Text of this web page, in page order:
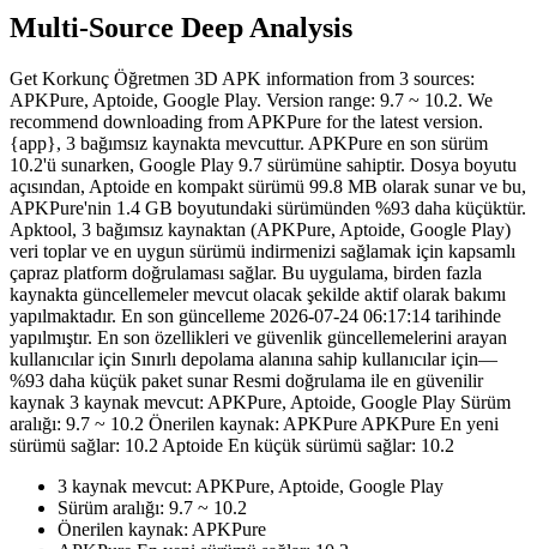
Multi-Source Deep Analysis
Get Korkunç Öğretmen 3D APK information from 3 sources:
APKPure, Aptoide, Google Play. Version range: 9.7 ~ 10.2. We
recommend downloading from APKPure for the latest version.
{app}, 3 bağımsız kaynakta mevcuttur. APKPure en son sürüm
10.2'ü sunarken, Google Play 9.7 sürümüne sahiptir. Dosya boyutu
açısından, Aptoide en kompakt sürümü 99.8 MB olarak sunar ve bu,
APKPure'nin 1.4 GB boyutundaki sürümünden %93 daha küçüktür.
Apktool, 3 bağımsız kaynaktan (APKPure, Aptoide, Google Play)
veri toplar ve en uygun sürümü indirmenizi sağlamak için kapsamlı
çapraz platform doğrulaması sağlar. Bu uygulama, birden fazla
kaynakta güncellemeler mevcut olacak şekilde aktif olarak bakımı
yapılmaktadır. En son güncelleme 2026-07-24 06:17:14 tarihinde
yapılmıştır. En son özellikleri ve güvenlik güncellemelerini arayan
kullanıcılar için Sınırlı depolama alanına sahip kullanıcılar için—
%93 daha küçük paket sunar Resmi doğrulama ile en güvenilir
kaynak 3 kaynak mevcut: APKPure, Aptoide, Google Play Sürüm
aralığı: 9.7 ~ 10.2 Önerilen kaynak: APKPure APKPure En yeni
sürümü sağlar: 10.2 Aptoide En küçük sürümü sağlar: 10.2
3 kaynak mevcut: APKPure, Aptoide, Google Play
Sürüm aralığı: 9.7 ~ 10.2
Önerilen kaynak: APKPure